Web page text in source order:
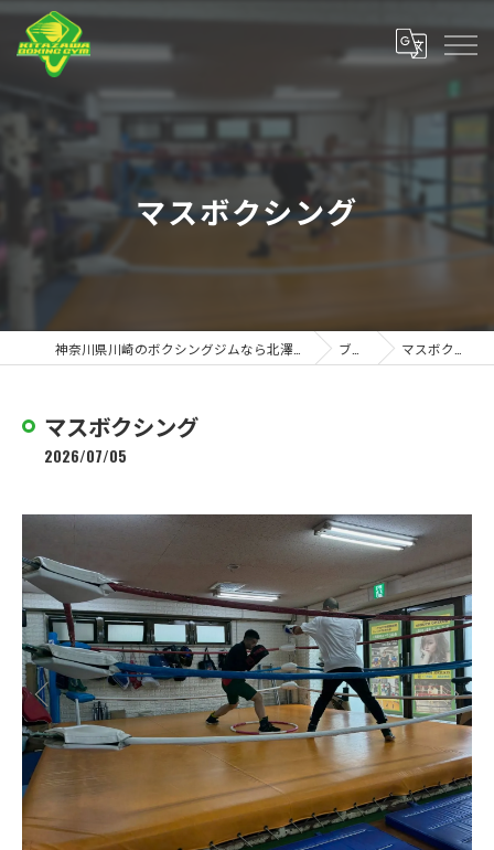
マスボクシング
ブログ マスボクシング
マスボクシング
2026/07/05